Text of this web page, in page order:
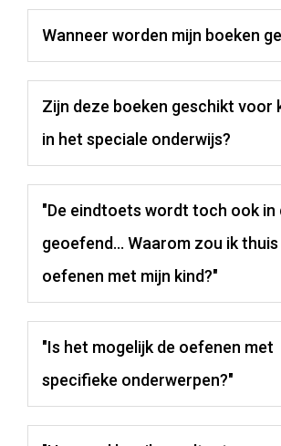
Wanneer worden mijn boeken
Zijn deze boeken geschikt voor
in het speciale onderwijs?
"De eindtoets wordt toch ook in
geoefend... Waarom zou ik thuis
oefenen met mijn kind?"
"Is het mogelijk de oefenen met
specifieke onderwerpen?"